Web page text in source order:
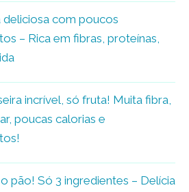
deliciosa com poucos
– Rica em fibras, proteínas,
incrível, só fruta! Muita fibra,
poucas calorias e
pão! Só 3 ingredientes – Delícia